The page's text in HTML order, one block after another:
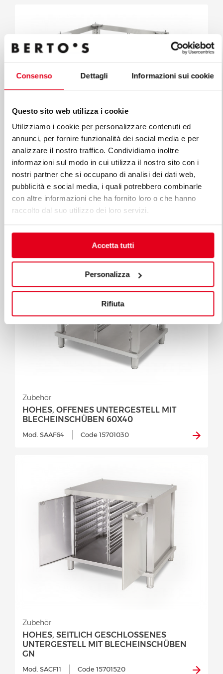
Consenso Dettagli Informazioni sui cookie
Questo sito web utilizza i cookie
Utilizziamo i cookie per personalizzare contenuti ed
annunci, per fornire funzionalità dei social media e per
analizzare il nostro traffico. Condividiamo inoltre
informazioni sul modo in cui utilizza il nostro sito con i
nostri partner che si occupano di analisi dei dati web,
pubblicità e social media, i quali potrebbero combinarle
con altre informazioni che ha fornito loro o che hanno
raccolto dal suo utilizzo dei loro servizi.
Accetta tutti
Personalizza
Rifiuta
HOHES, OFFENES UNTERGESTELL MIT
BLECHEINSCHÜBEN GN
Zubehör
Mod. SAAF11 Code 15701020
HOHES, OFFENES UNTERGESTELL MIT
BLECHEINSCHÜBEN 60X40
Zubehör
Mod. SAAF64 Code 15701030
HOHES, SEITLICH GESCHLOSSENES
UNTERGESTELL MIT BLECHEINSCHÜBEN
GN
Zubehör
Mod. SACF11 Code 15701520